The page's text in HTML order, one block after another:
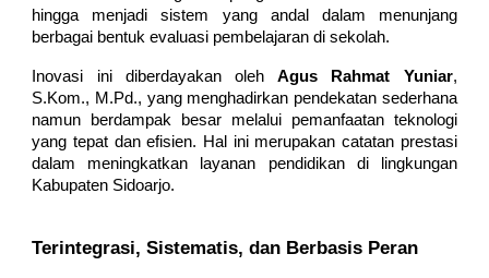
hingga menjadi sistem yang andal dalam menunjang
berbagai bentuk evaluasi pembelajaran di sekolah.
Inovasi ini diberdayakan olehAgus Rahmat Yuniar,
S.Kom., M.Pd., yang menghadirkan pendekatan sederhana
namun berdampak besar melalui pemanfaatan teknologi
yang tepat dan efisien. Hal ini merupakan catatan prestasi
dalam meningkatkan layanan pendidikan di lingkungan
Kabupaten Sidoarjo.
Terintegrasi, Sistematis, dan Berbasis Peran